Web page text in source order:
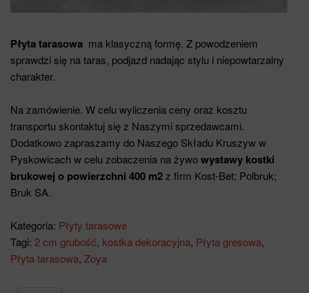
Płyta tarasowa ma klasyczną formę. Z powodzeniem
sprawdzi się na taras, podjazd nadając stylu i niepowtarzalny
charakter.
Na zamówienie. W celu wyliczenia ceny oraz kosztu
transportu skontaktuj się z Naszymi sprzedawcami.
Dodatkowo zapraszamy do Naszego Składu Kruszyw w
Pyskowicach w celu zobaczenia na żywowystawy kostki
brukowej o powierzchni 400 m2 z firm Kost-Bet; Polbruk;
Bruk SA.
Kategoria: Płyty tarasowe
Tagi: 2 cm grubość, kostka dekoracyjna, Płyta gresowa,
Płyta tarasowa, Zoya